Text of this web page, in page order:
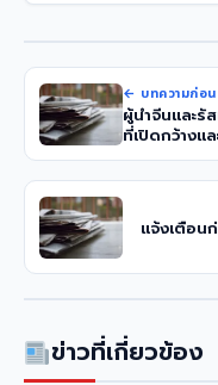
← บทความก่อ
ผู้นำจีนและรั
ที่เปิดกว้างแ
แจ้งเตือน
ข่าวที่เกี่ยวข้อง